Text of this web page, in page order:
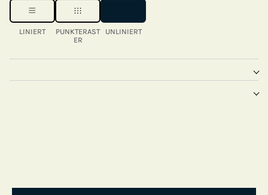
LINIERT
PUNKTERAST
ER
UNLINIERT